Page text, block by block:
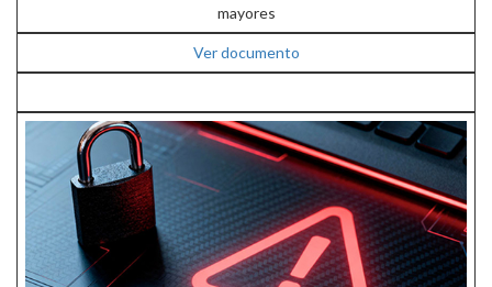
mayores
Ver documento